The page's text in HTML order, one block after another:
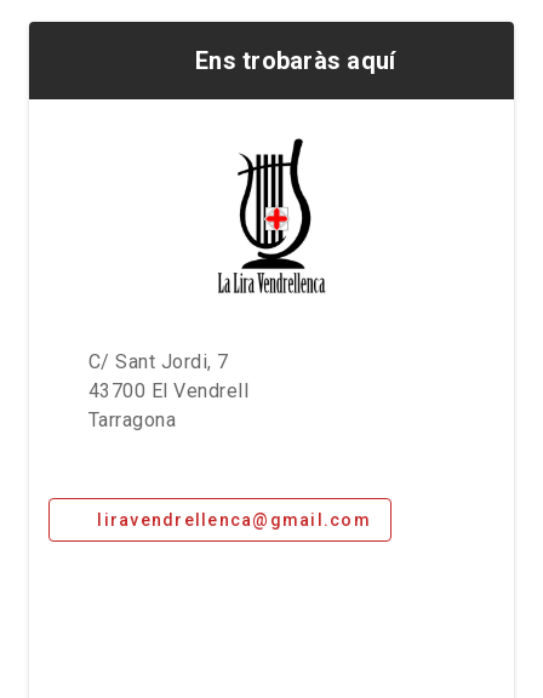
Ens trobaràs aquí
C/ Sant Jordi, 7
43700 El Vendrell
Tarragona
liravendrellenca@gmail.com